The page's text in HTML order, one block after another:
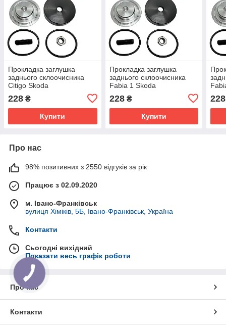
Прокладка заглушка
заднього склоочисника
Citigo Skoda
228 ₴
Купити
Прокладка заглушка
заднього склоочисника
Fabia 1 Skoda
228₴
Купити
228
Про нас
98% позитивних з 2550 відгуків за рік
Працює з 02.09.2020
м. Івано-Франківськ
вулиця Хіміків, 5Б, Івано-Франківськ, Україна
Контакти
Сьогодні вихідний
Показати весь графік роботи
Про нас
Контакти